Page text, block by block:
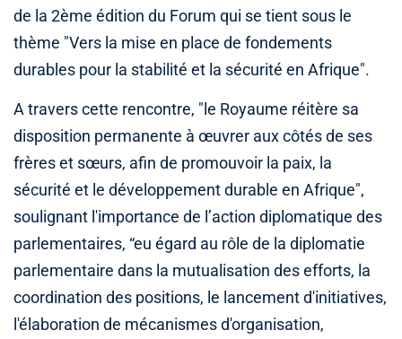
de la 2ème édition du Forum qui se tient sous le
thème "Vers la mise en place de fondements
durables pour la stabilité et la sécurité en Afrique".
A travers cette rencontre, "le Royaume réitère sa
disposition permanente à œuvrer aux côtés de ses
frères et sœurs, afin de promouvoir la paix, la
sécurité et le développement durable en Afrique",
soulignant l'importance de l’action diplomatique des
parlementaires, “eu égard au rôle de la diplomatie
parlementaire dans la mutualisation des efforts, la
coordination des positions, le lancement d'initiatives,
l'élaboration de mécanismes d'organisation,